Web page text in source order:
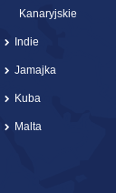
Kanaryjskie
Indie
Jamajka
Kuba
Malta